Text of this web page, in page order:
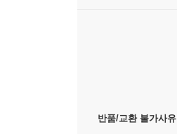
반품/교환 불가사유